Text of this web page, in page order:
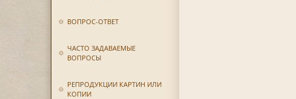
ВОПРОС-ОТВЕТ
ЧАСТО ЗАДАВАЕМЫЕ
ВОПРОСЫ
РЕПРОДУКЦИИ КАРТИН ИЛИ
КОПИИ